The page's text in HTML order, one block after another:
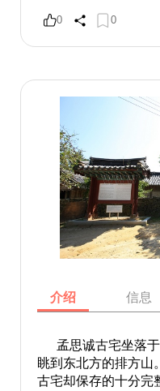
0 0
介绍 信息
孟思诚古宅坐落于
眺到东北方的排方山
古宅却保存的十分完